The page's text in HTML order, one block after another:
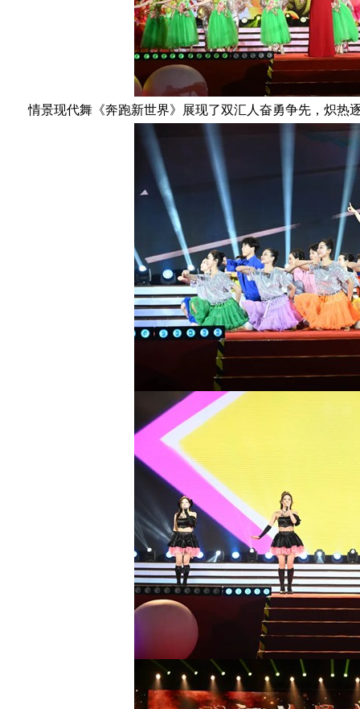
情景现代舞《奔跑新世界》展现了双汇人奋勇争先，炽热